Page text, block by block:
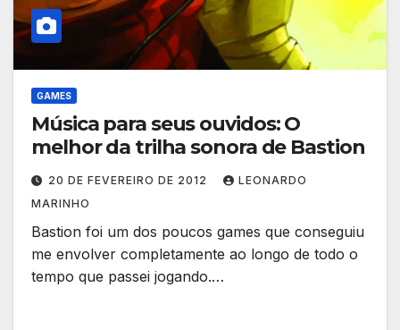
GAMES
Música para seus ouvidos: O
melhor da trilha sonora de Bastion
20 DE FEVEREIRO DE 2012
LEONARDO
MARINHO
Bastion foi um dos poucos games que conseguiu
me envolver completamente ao longo de todo o
tempo que passei jogando.…